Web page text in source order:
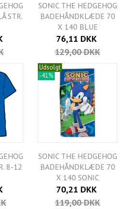
STR.
SONIC THE HEDGEHOG
BADEHÅNDKLÆDE 70
X 140 BLUE
76,11 DKK
129,00 DKK
8-12
Udsolgt
-41%
SONIC THE HEDGEHOG
BADEHÅNDKLÆDE 70
X 140 SONIC
70,21 DKK
119,00 DKK